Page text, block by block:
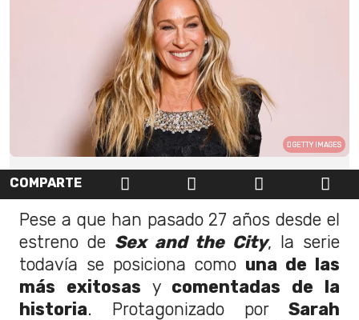
GETTY IMAGES
COMPARTE
Pese a que han pasado 27 años desde el
estreno de Sex and the City, la serie
todavía se posiciona como una de las
más exitosas y comentadas de la
historia. Protagonizado por Sarah